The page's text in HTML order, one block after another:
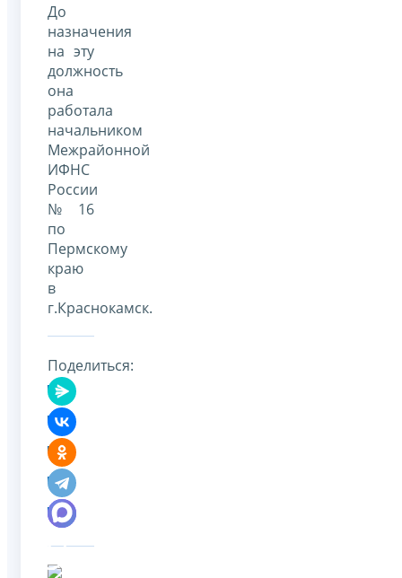
До
назначения
на эту
должность
она
работала
начальником
Межрайонной
ИФНС
России
№ 16
по
Пермскому
краю
в
г.Краснокамск.
Поделиться: